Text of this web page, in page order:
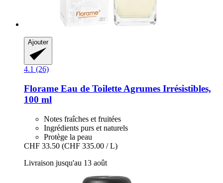
Ajouter
4.1 (26)
Florame Eau de Toilette Agrumes Irrésistibles,
100 ml
Notes fraîches et fruitées
Ingrédients purs et naturels
Protège la peau
CHF 33.50 (CHF 335.00 / L)
Livraison jusqu'au 13 août